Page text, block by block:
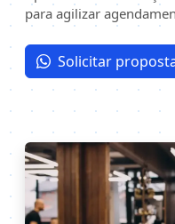
para agilizar
Solicitar